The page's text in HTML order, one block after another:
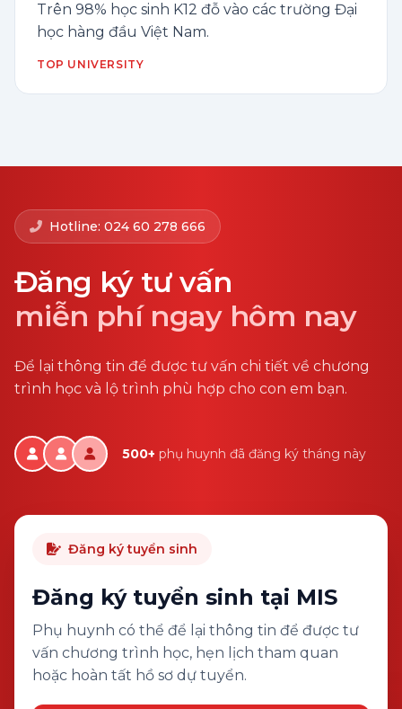
Trên 98% học sinh K12 đỗ vào các trường Đại
học hàng đầu Việt Nam.
TOP UNIVERSITY
Hotline: 024 60 278 666
Đăng ký tư vấn
miễn phí ngay hôm nay
Để lại thông tin để được tư vấn chi tiết về chương
trình học và lộ trình phù hợp cho con em bạn.
500+ phụ huynh đã đăng ký tháng này
Đăng ký tuyển sinh
Đăng ký tuyển sinh tại MIS
Phụ huynh có thể để lại thông tin để được tư
vấn chương trình học, hẹn lịch tham quan
hoặc hoàn tất hồ sơ dự tuyển.